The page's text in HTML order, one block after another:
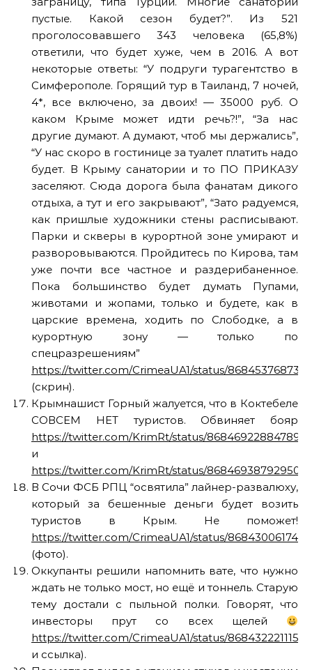
пустые. Какой сезон будет?”. Из 521
проголосовавшего 343 человека (65,8%)
ответили, что будет хуже, чем в 2016. А вот
некоторые ответы: “У подруги турагентство в
Симферополе. Горящий тур в Таиланд, 7 ночей,
4*, все включено, за двоих! — 35000 руб. О
каком Крыме может идти речь?!”, “За нас
другие думают. А думают, чтоб мы держались”,
“У нас скоро в гостинице за туалет платить надо
будет. В Крыму санатории и то ПО ПРИКАЗУ
заселяют. Сюда дорога была фанатам дикого
отдыха, а тут и его закрывают”, “Зато радуемся,
как пришлые художники стены расписывают.
Парки и скверы в курортной зоне умирают и
разворовываются. Пройдитесь по Кирова, там
уже почти все частное и раздерибаненное.
Пока большинство будет думать Пупами,
животами и жопами, только и будете, как в
царские времена, ходить по Слободке, а в
курортную зону — только по
спецразрешениям”
https://twitter.com/CrimeaUA1/status/
(скрин).
Крымнашист Горный жалуется, что в Коктебеле
СОВСЕМ НЕТ туристов. Обвиняет бояр
https://twitter.com/KrimRt/status/
и
https://twitter.com/KrimRt/status/
В Сочи ФСБ РПЦ “освятила” лайнер-развалюху,
который за бешенные деньги будет возить
туристов в Крым. Не поможет!
https://twitter.com/CrimeaUA1/status/
(фото).
Оккупанты решили напомнить вате, что нужно
ждать не только мост, но ещё и тоннель. Старую
тему достали с пыльной полки. Говорят, что
инвесторы прут со всех щелей
https://twitter.com/CrimeaUA1/status/
и ссылка).